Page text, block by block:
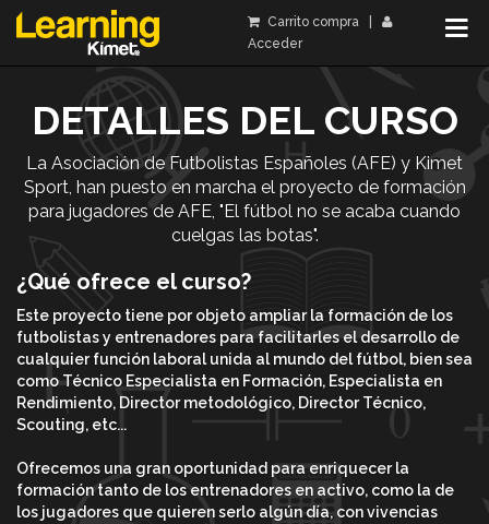
Carrito compra|
Acceder
DETALLES DEL CURSO
La Asociación de Futbolistas Españoles (AFE) y Kimet
Sport, han puesto en marcha el proyecto de formación
para jugadores de AFE, "El fútbol no se acaba cuando
cuelgas las botas".
¿Qué ofrece el curso?
Este proyecto tiene por objeto ampliar la formación de los
futbolistas y entrenadores para facilitarles el desarrollo de
cualquier función laboral unida al mundo del fútbol, bien sea
como Técnico Especialista en Formación, Especialista en
Rendimiento, Director metodológico, Director Técnico,
Scouting, etc...
Ofrecemos una gran oportunidad para enriquecer la
formación tanto de los entrenadores en activo, como la de
los jugadores que quieren serlo algún día, con vivencias